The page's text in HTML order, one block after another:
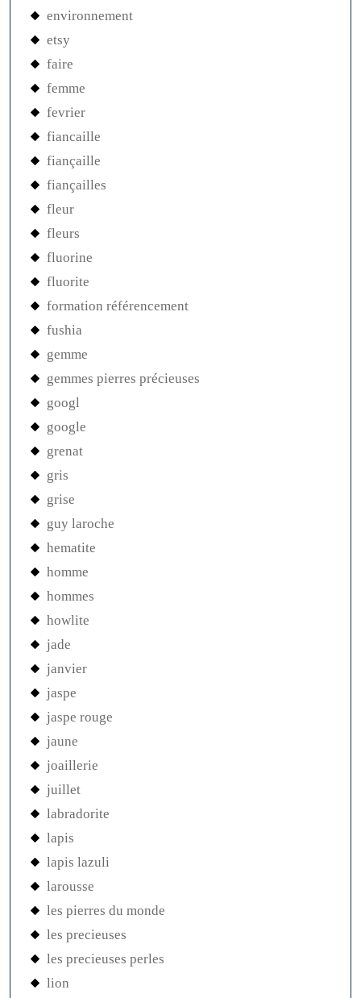
environnement
etsy
faire
femme
fevrier
fiancaille
fiançaille
fiançailles
fleur
fleurs
fluorine
fluorite
formation référencement
fushia
gemme
gemmes pierres précieuses
googl
google
grenat
gris
grise
guy laroche
hematite
homme
hommes
howlite
jade
janvier
jaspe
jaspe rouge
jaune
joaillerie
juillet
labradorite
lapis
lapis lazuli
larousse
les pierres du monde
les precieuses
les precieuses perles
lion